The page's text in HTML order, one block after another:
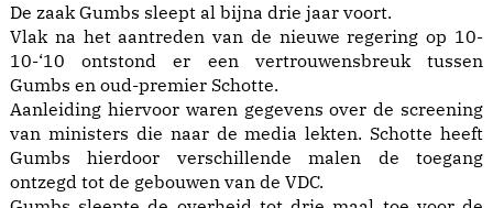
De zaak Gumbs sleept al bijna drie jaar voort.
Vlak na het aantreden van de nieuwe regering op 10-
10-‘10 ontstond er een vertrouwensbreuk tussen
Gumbs en oud-premier Schotte.
Aanleiding hiervoor waren gegevens over de screening
van ministers die naar de media lekten. Schotte heeft
Gumbs hierdoor verschillende malen de toegang
ontzegd tot de gebouwen van de VDC.